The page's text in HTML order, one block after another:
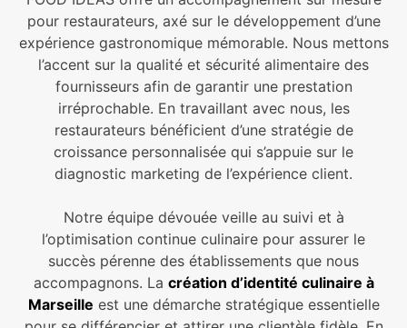
pour restaurateurs, axé sur le développement d’une
expérience gastronomique mémorable. Nous mettons
l’accent sur la qualité et sécurité alimentaire des
fournisseurs afin de garantir une prestation
irréprochable. En travaillant avec nous, les
restaurateurs bénéficient d’une stratégie de
croissance personnalisée qui s’appuie sur le
diagnostic marketing de l’expérience client.
Notre équipe dévouée veille au suivi et à
l’optimisation continue culinaire pour assurer le
succès pérenne des établissements que nous
accompagnons. La création d’identité culinaire à
Marseille est une démarche stratégique essentielle